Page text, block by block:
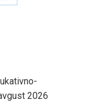
2026